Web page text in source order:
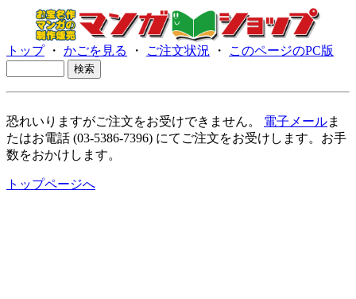
トップ・ かごを見る ・ ご注文状況 ・ このページのPC版
恐れいりますがご注文をお受けできません。 電子メールま
たはお電話 (03-5386-7396) にてご注文をお受けします。お手
数をおかけします。
トップページへ